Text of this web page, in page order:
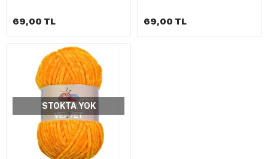
69,00 TL 69,00 TL
STOKTA YOK